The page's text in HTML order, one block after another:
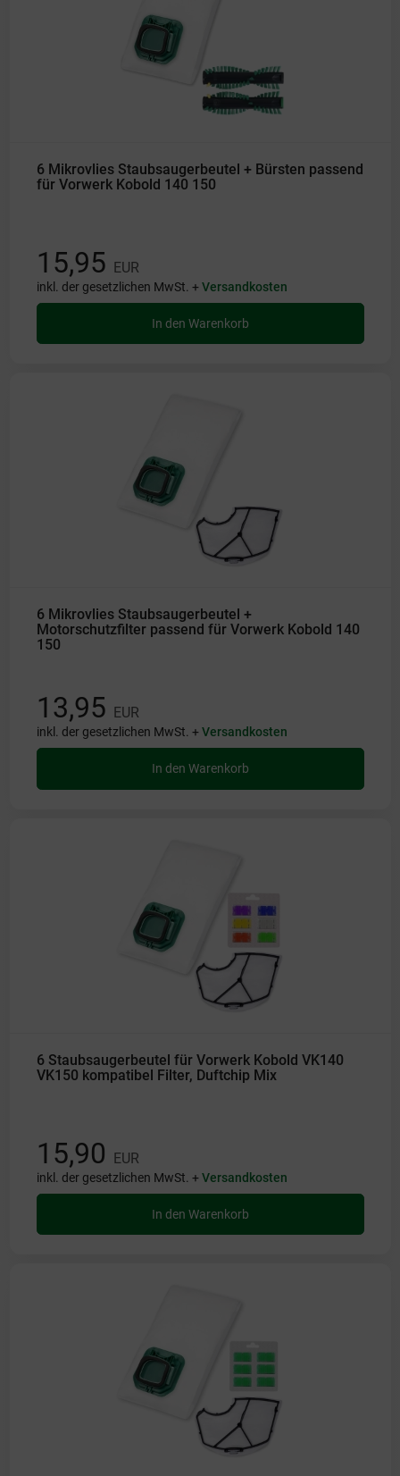
6 Mikrovlies Staubsaugerbeutel + Bürsten passend
für Vorwerk Kobold 140 150
15,95 EUR
inkl. der gesetzlichen MwSt. +Versandkosten
In den Warenkorb
6 Mikrovlies Staubsaugerbeutel +
Motorschutzfilter passend für Vorwerk Kobold 140
150
13,95 EUR
inkl. der gesetzlichen MwSt. +Versandkosten
In den Warenkorb
6 Staubsaugerbeutel für Vorwerk Kobold VK140
VK150 kompatibel Filter, Duftchip Mix
15,90 EUR
inkl. der gesetzlichen MwSt. +Versandkosten
In den Warenkorb